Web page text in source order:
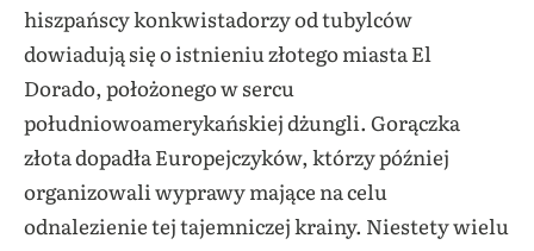
hiszpańscy konkwistadorzy od tubylców
dowiadują się o istnieniu złotego miasta El
Dorado, położonego w sercu
południowoamerykańskiej dżungli. Gorączka
złota dopadła Europejczyków, którzy później
organizowali wyprawy mające na celu
odnalezienie tej tajemniczej krainy. Niestety wielu